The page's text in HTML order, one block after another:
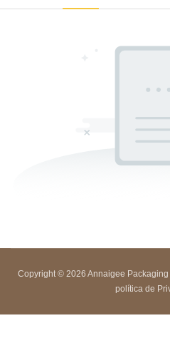
Copyright © 2026 Annaigee Packaging
política de